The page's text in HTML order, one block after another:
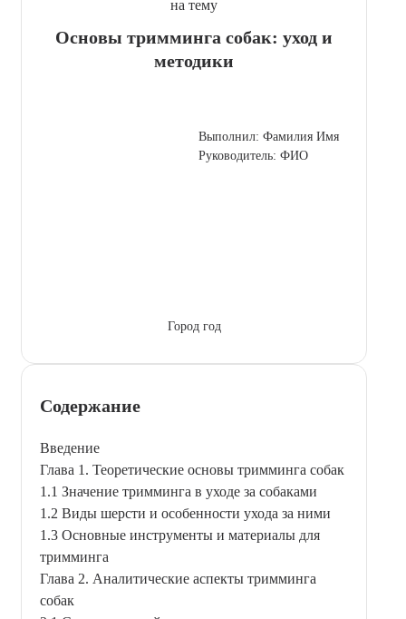
на тему
Основы тримминга собак: уход и
методики
Выполнил: Фамилия Имя
Руководитель: ФИО
Город год
Содержание
Введение
Глава 1. Теоретические основы тримминга собак
1.1 Значение тримминга в уходе за собаками
1.2 Виды шерсти и особенности ухода за ними
1.3 Основные инструменты и материалы для
тримминга
Глава 2. Аналитические аспекты тримминга
собак